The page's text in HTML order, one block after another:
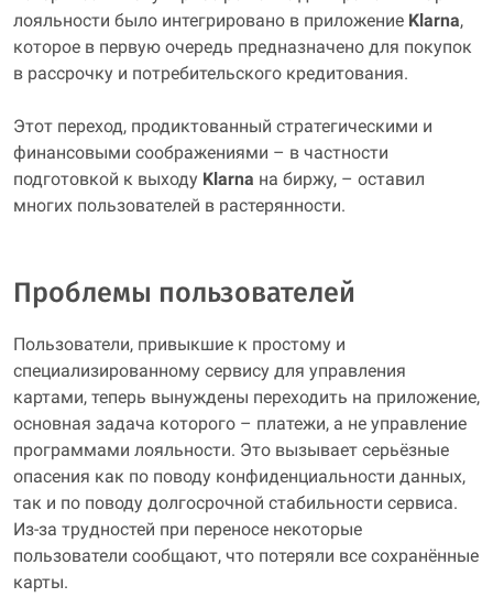
лояльности было интегрировано в приложение Klarna,
которое в первую очередь предназначено для покупок
в рассрочку и потребительского кредитования.
Этот переход, продиктованный стратегическими и
финансовыми соображениями – в частности
подготовкой к выходу Klarna на биржу, – оставил
многих пользователей в растерянности.
Проблемы пользователей
Пользователи, привыкшие к простому и
специализированному сервису для управления
картами, теперь вынуждены переходить на приложение,
основная задача которого – платежи, а не управление
программами лояльности. Это вызывает серьёзные
опасения как по поводу конфиденциальности данных,
так и по поводу долгосрочной стабильности сервиса.
Из-за трудностей при переносе некоторые
пользователи сообщают, что потеряли все сохранённые
карты.